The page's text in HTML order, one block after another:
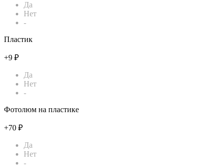
Да
Нет
-
Пластик
+9 ₽
Да
Нет
-
Фотолюм на пластике
+70 ₽
Да
Нет
-